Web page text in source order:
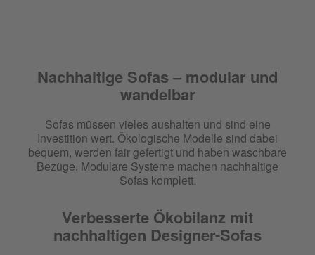
Nachhaltige Sofas – modular und
wandelbar
Sofas müssen vieles aushalten und sind eine
Investition wert. Ökologische Modelle sind dabei
bequem, werden fair gefertigt und haben waschbare
Bezüge. Modulare Systeme machen nachhaltige
Sofas komplett.
Verbesserte Ökobilanz mit
nachhaltigen Designer-Sofas